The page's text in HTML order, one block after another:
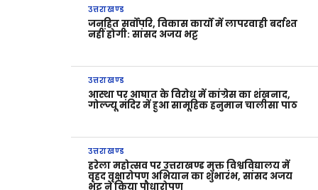
उत्तराखण्ड
जनहित सर्वोपरि, विकास कार्यों में लापरवाही बर्दाश्त
नहीं होगी: सांसद अजय भट्ट
उत्तराखण्ड
आस्था पर आघात के विरोध में कांग्रेस का शंखनाद,
गोल्ज्यू मंदिर में हुआ सामूहिक हनुमान चालीसा पाठ
उत्तराखण्ड
हरेला महोत्सव पर उत्तराखण्ड मुक्त विश्वविद्यालय में
वृहद वृक्षारोपण अभियान का शुभारंभ, सांसद अजय
भट्ट ने किया पौधारोपण